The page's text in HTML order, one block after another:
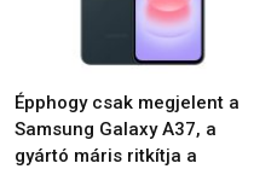
Épphogy csak megjelent a
Samsung Galaxy A37, a
gyártó máris ritkítja a